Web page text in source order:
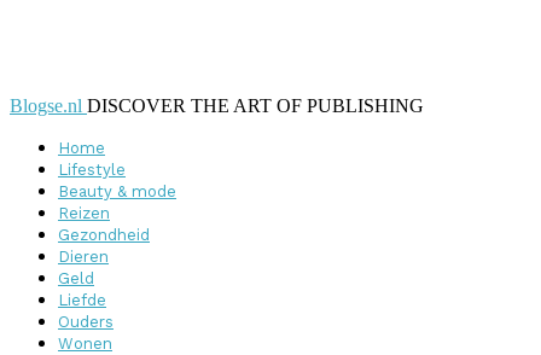
Blogse.nl DISCOVER THE ART OF PUBLISHING
Home
Lifestyle
Beauty & mode
Reizen
Gezondheid
Dieren
Geld
Liefde
Ouders
Wonen